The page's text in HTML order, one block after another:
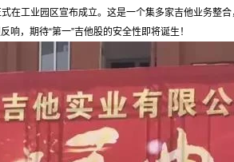
在工业园区宣布成立。这是一个集多家吉他业务整
，期待“第一”吉他股的安全性即将诞生！